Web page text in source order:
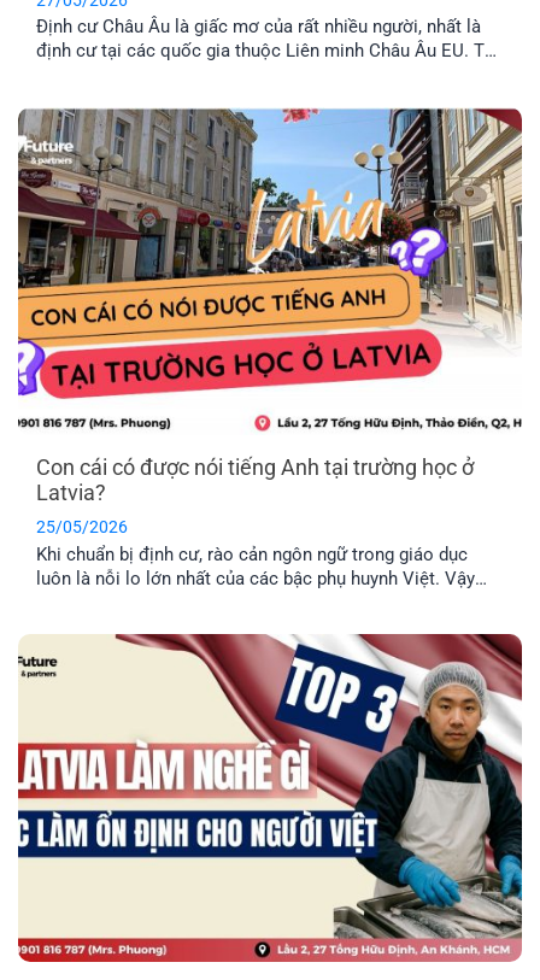
Định cư Châu Âu là giấc mơ của rất nhiều người, nhất là
định cư tại các quốc gia thuộc Liên minh Châu Âu EU. Tuy
trình định cư Châu Âu dễ dàng nhất hiện nay? Hãy cùng
EFP tìm hiểu nhé!
Con cái có được nói tiếng Anh tại trường học ở
Latvia?
25/05/2026
Khi chuẩn bị định cư, rào cản ngôn ngữ trong giáo dục
luôn là nỗi lo lớn nhất của các bậc phụ huynh Việt. Vậy
địa phương? EFP sẽ giải đáp [...]